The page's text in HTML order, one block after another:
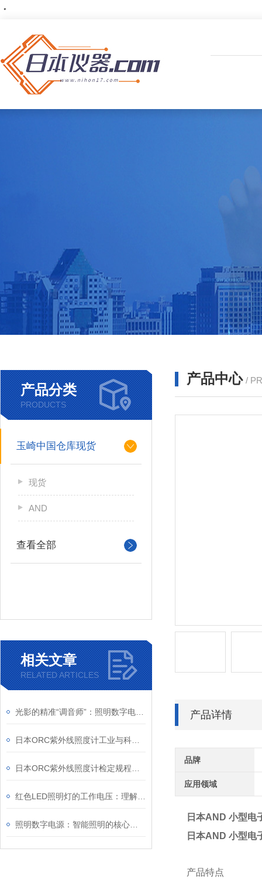
产品分类
PRODUCTS
玉崎中国仓库现货
现货
AND
查看全部
相关文章
RELATED ARTICLES
产品中心 /
产品详情
品牌
应用领域
日本AND 小型电
日本AND 小型电
产品特点
・・・・・・・・